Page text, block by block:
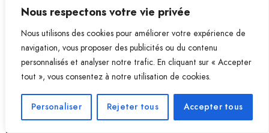
Nous respectons votre vie privée
Nous utilisons des cookies pour améliorer votre expérience de
navigation, vous proposer des publicités ou du contenu
personnalisés et analyser notre trafic. En cliquant sur « Accepter
tout », vous consentez à notre utilisation de cookies.
Personaliser Rejeter tous Accepter tous